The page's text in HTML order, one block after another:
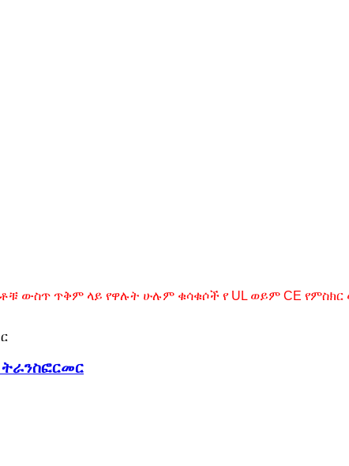
ጥቅም ላይ የዋሉት ሁሉም ቁሳቁሶች የ UL ወይም CE የምስክር
ትራንስፎርመር